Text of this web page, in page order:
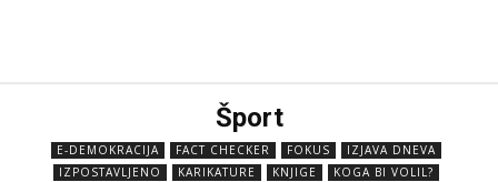
Šport
E-DEMOKRACIJA FACT CHECKER FOKUS
IZJAVA DNEVA
IZPOSTAVLJENO
KARIKATURE KNJIGE
KOGA BI VOLIL?